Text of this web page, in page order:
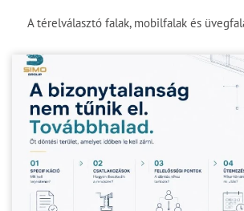
A térelválasztó falak, mobilfalak és